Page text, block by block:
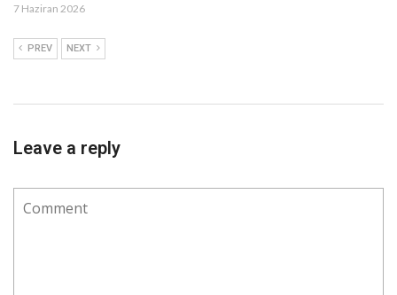
7 Haziran 2026
PREV NEXT
Leave a reply